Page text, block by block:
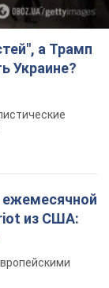
а Трамп
Украине?
ежемесячной
из США: